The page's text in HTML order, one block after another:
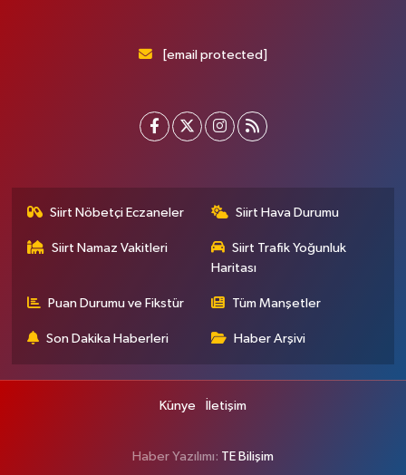
[email protected]
Siirt Nöbetçi Eczaneler Siirt Hava Durumu
Siirt Namaz Vakitleri
Siirt Trafik Yoğunluk
Haritası
Puan Durumu ve Fikstür Tüm Manşetler
Son Dakika Haberleri Haber Arşivi
Künye İletişim
Haber Yazılımı: TE Bilişim